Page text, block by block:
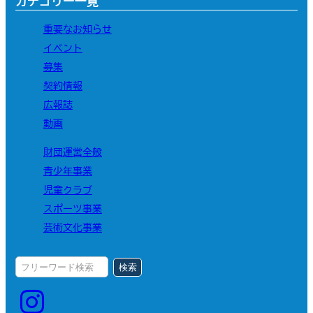
重要なお知らせ
イベント
募集
契約情報
広報誌
動画
財団運営全般
青少年事業
児童クラブ
スポーツ事業
芸術文化事業
検索